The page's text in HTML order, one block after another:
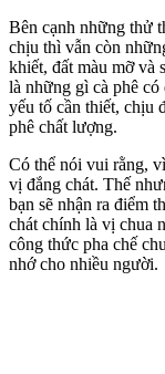
Bên cạnh những thử
chịu thì vẫn còn
khiết, đất màu mỡ và
là những gì cà phê
yếu tố cần thiết, chịu
phê chất lượng.
Có thể nói vui rằng,
vị đắng chát. Thế
bạn sẽ nhận ra điểm
chát chính là vị chua
công thức pha chế
nhớ cho nhiều người.